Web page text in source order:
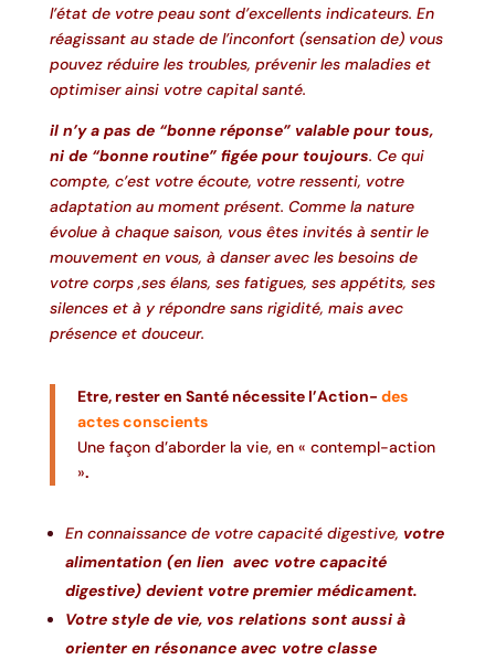
l’état de votre peau sont d’excellents indicateurs. En
réagissant au stade de l’inconfort (sensation de) vous
pouvez réduire les troubles, prévenir les maladies et
optimiser ainsi votre capital santé.
il n’y a pas de “bonne réponse” valable pour tous,
ni de “bonne routine” figée pour toujours. Ce qui
compte, c’est votre écoute, votre ressenti, votre
adaptation au moment présent. Comme la nature
évolue à chaque saison, vous êtes invités à sentir le
mouvement en vous, à danser avec les besoins de
votre corps ,ses élans, ses fatigues, ses appétits, ses
silences et à y répondre sans rigidité, mais avec
présence et douceur.
Etre, rester en Santé nécessite l’Action- des
actes conscients
Une façon d’aborder la vie, en « contempl-action
».
En connaissance de votre capacité digestive, votre
alimentation (en lien avec votre capacité
digestive) devient votre premier médicament.
Votre style de vie, vos relations sont aussi à
orienter en résonance avec votre classe